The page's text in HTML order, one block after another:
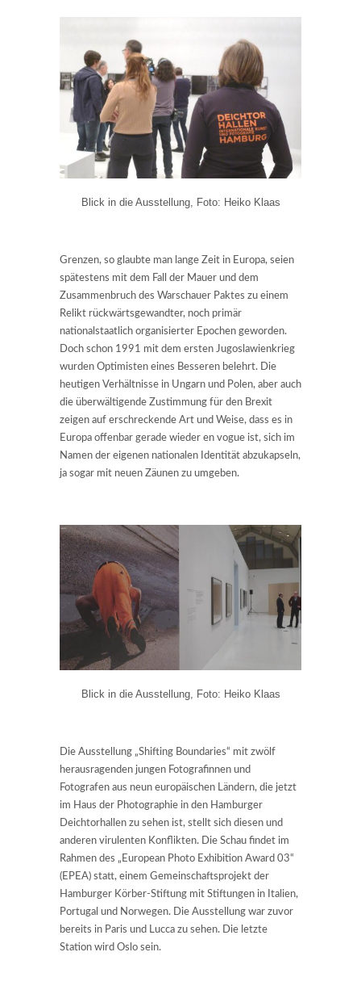
Blick in die Ausstellung, Foto: Heiko Klaas
Grenzen, so glaubte man lange Zeit in Europa, seien
spätestens mit dem Fall der Mauer und dem
Zusammenbruch des Warschauer Paktes zu einem
Relikt rückwärtsgewandter, noch primär
nationalstaatlich organisierter Epochen geworden.
Doch schon 1991 mit dem ersten Jugoslawienkrieg
wurden Optimisten eines Besseren belehrt. Die
heutigen Verhältnisse in Ungarn und Polen, aber auch
die überwältigende Zustimmung für den Brexit
zeigen auf erschreckende Art und Weise, dass es in
Europa offenbar gerade wieder en vogue ist, sich im
Namen der eigenen nationalen Identität abzukapseln,
ja sogar mit neuen Zäunen zu umgeben.
Blick in die Ausstellung, Foto: Heiko Klaas
Die Ausstellung „Shifting Boundaries“ mit zwölf
herausragenden jungen Fotografinnen und
Fotografen aus neun europäischen Ländern, die jetzt
im Haus der Photographie in den Hamburger
Deichtorhallen zu sehen ist, stellt sich diesen und
anderen virulenten Konflikten. Die Schau findet im
Rahmen des „European Photo Exhibition Award 03“
(EPEA) statt, einem Gemeinschaftsprojekt der
Hamburger Körber-Stiftung mit Stiftungen in Italien,
Portugal und Norwegen. Die Ausstellung war zuvor
bereits in Paris und Lucca zu sehen. Die letzte
Station wird Oslo sein.